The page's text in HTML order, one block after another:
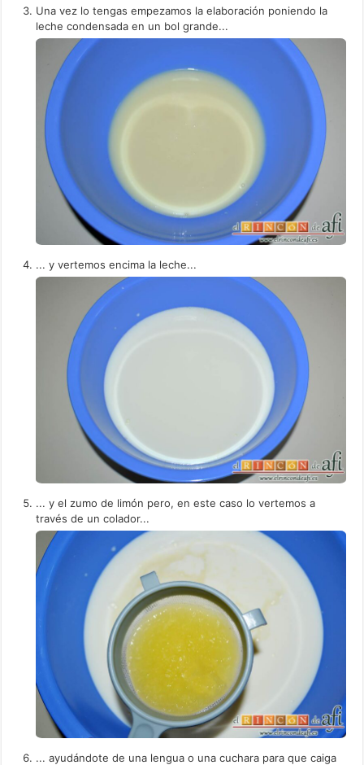
Una vez lo tengas empezamos la elaboración poniendo la
leche condensada en un bol grande...
... y vertemos encima la leche...
... y el zumo de limón pero, en este caso lo vertemos a
través de un colador...
... ayudándote de una lengua o una cuchara para que caiga